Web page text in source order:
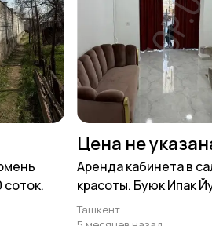
соток.
Цена не
Аренда кабинета в
красоты. Буюк Ипак
Ташкент